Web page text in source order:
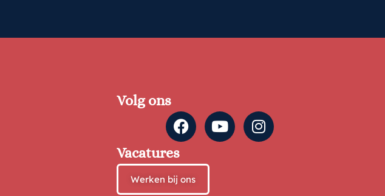
Volg ons
Vacatures
Werken bij ons